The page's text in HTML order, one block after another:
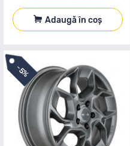
Adaugă în coș
-
5%